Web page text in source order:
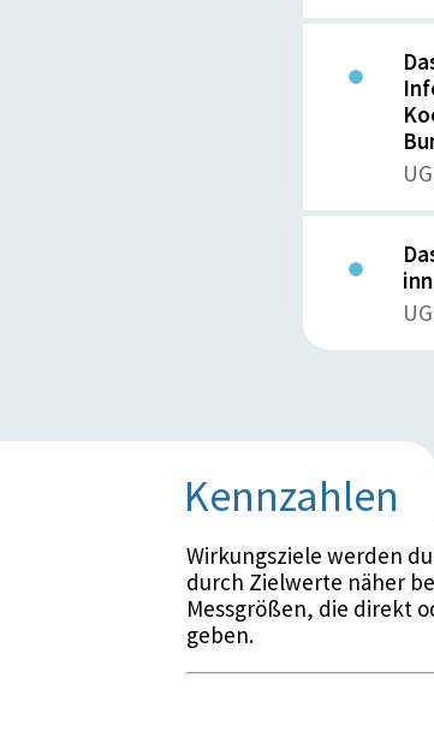
Kennzahlen
Wirkungsziele werden
durch Zielwerte näher
Messgrößen, die direkt
geben.